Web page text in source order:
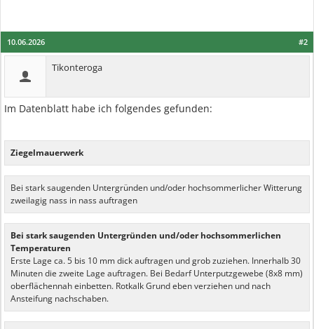
#2
10.06.2026
Tikonteroga
Im Datenblatt habe ich folgendes gefunden:
Ziegelmauerwerk
Bei stark saugenden Untergründen und/oder hochsommerlicher Witterung
zweilagig nass in nass auftragen
Bei stark saugenden Untergründen und/oder hochsommerlichen
Temperaturen
Erste Lage ca. 5 bis 10 mm dick auftragen und grob zuziehen. Innerhalb 30
Minuten die zweite Lage auftragen. Bei Bedarf Unterputzgewebe (8x8 mm)
oberflächennah einbetten. Rotkalk Grund eben verziehen und nach
Ansteifung nachschaben.